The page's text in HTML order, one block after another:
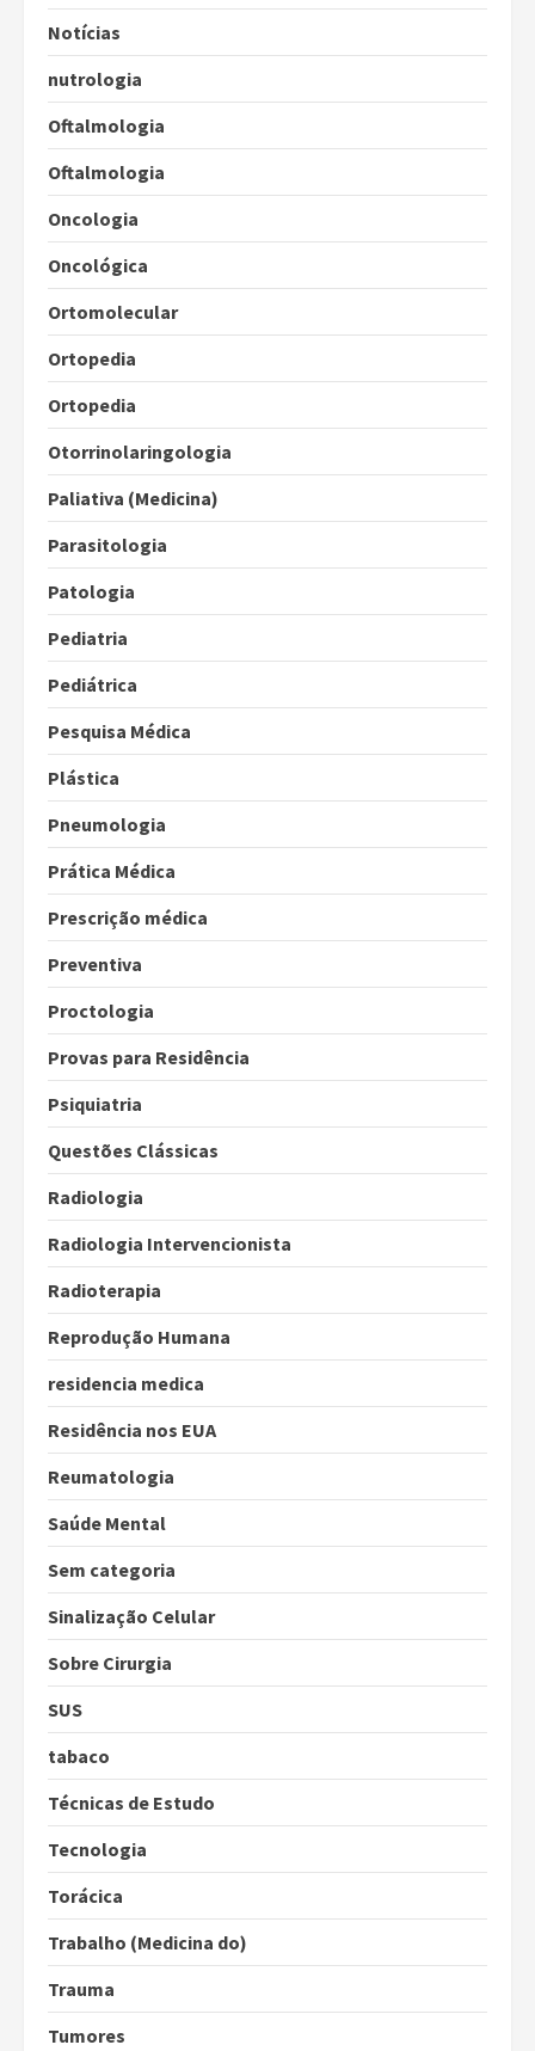
Notícias
nutrologia
Oftalmologia
Oftalmologia
Oncologia
Oncológica
Ortomolecular
Ortopedia
Ortopedia
Otorrinolaringologia
Paliativa (Medicina)
Parasitologia
Patologia
Pediatria
Pediátrica
Pesquisa Médica
Plástica
Pneumologia
Prática Médica
Prescrição médica
Preventiva
Proctologia
Provas para Residência
Psiquiatria
Questões Clássicas
Radiologia
Radiologia Intervencionista
Radioterapia
Reprodução Humana
residencia medica
Residência nos EUA
Reumatologia
Saúde Mental
Sem categoria
Sinalização Celular
Sobre Cirurgia
SUS
tabaco
Técnicas de Estudo
Tecnologia
Torácica
Trabalho (Medicina do)
Trauma
Tumores